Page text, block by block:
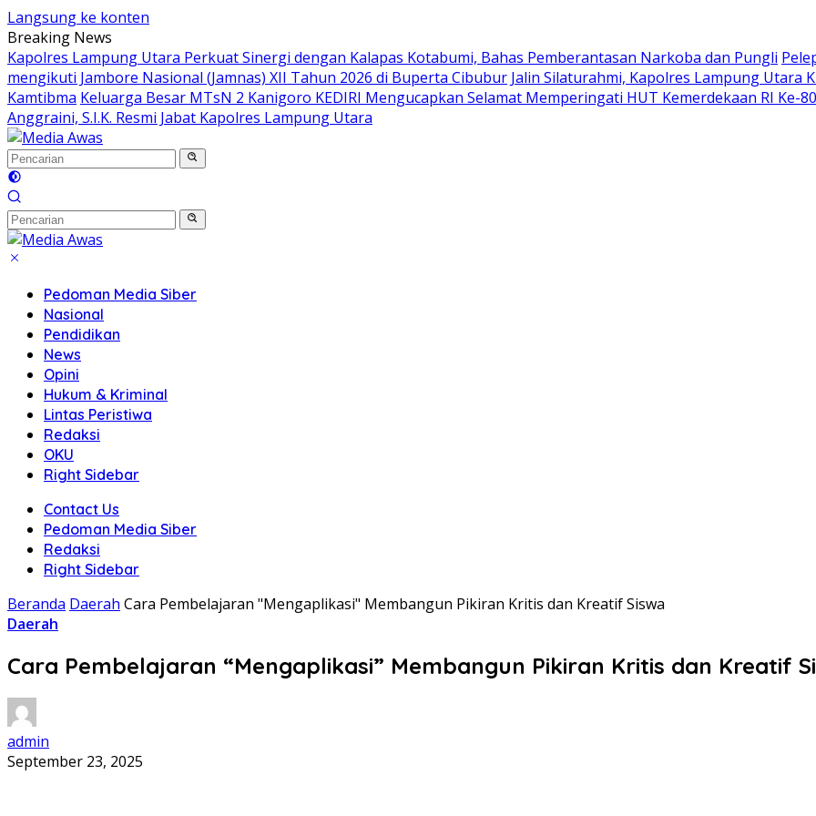
Langsung ke konten
Breaking News
Kapolres Lampung Utara Perkuat Sinergi dengan Kalapas Kotabumi, Bahas Pemberantasan Narkoba dan Pungli
mengikuti Jambore Nasional (Jamnas) XII Tahun 2026 di Buperta Cibubur Jalin Silaturahmi, Kapolres Lampung Utara
Kamtibma Keluarga Besar MTsN 2 Kanigoro KEDIRI Mengucapkan Selamat Memperingati HUT Kemerdekaan RI Ke-80
Anggraini, S.I.K. Resmi Jabat Kapolres Lampung Utara
Pedoman Media Siber
Nasional
Pendidikan
News
Opini
Hukum & Kriminal
Lintas Peristiwa
Redaksi
OKU
Right Sidebar
Contact Us
Pedoman Media Siber
Redaksi
Right Sidebar
Beranda Daerah Cara Pembelajaran "Mengaplikasi" Membangun Pikiran Kritis dan Kreatif Siswa
Daerah
Cara Pembelajaran “Mengaplikasi” Membangun Pikiran Kritis dan Kreatif
admin
September 23, 2025